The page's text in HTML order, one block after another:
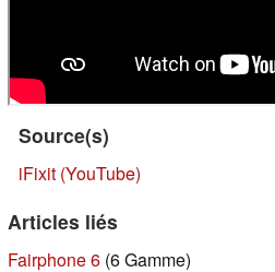
Source(s)
iFixit (YouTube)
Articles liés
Fairphone 6 (6 Gamme)